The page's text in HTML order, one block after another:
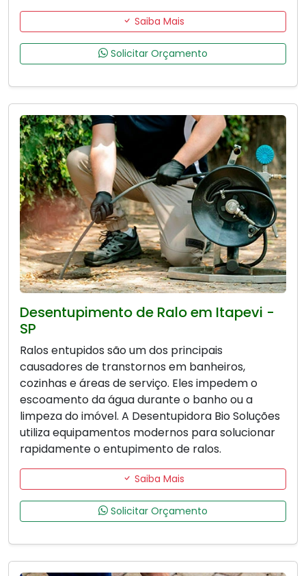
Saiba Mais
Solicitar Orçamento
Desentupimento de Ralo em Itapevi -
SP
Ralos entupidos são um dos principais
causadores de transtornos em banheiros,
cozinhas e áreas de serviço. Eles impedem o
escoamento da água durante o banho ou a
limpeza do imóvel. A Desentupidora Bio Soluções
utiliza equipamentos modernos para solucionar
rapidamente o entupimento de ralos.
Saiba Mais
Solicitar Orçamento